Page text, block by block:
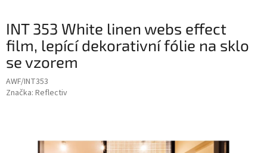
INT 353 White linen webs effect
film, lepící dekorativní fólie na sklo
se vzorem
AWF/INT353
Značka: Reflectiv